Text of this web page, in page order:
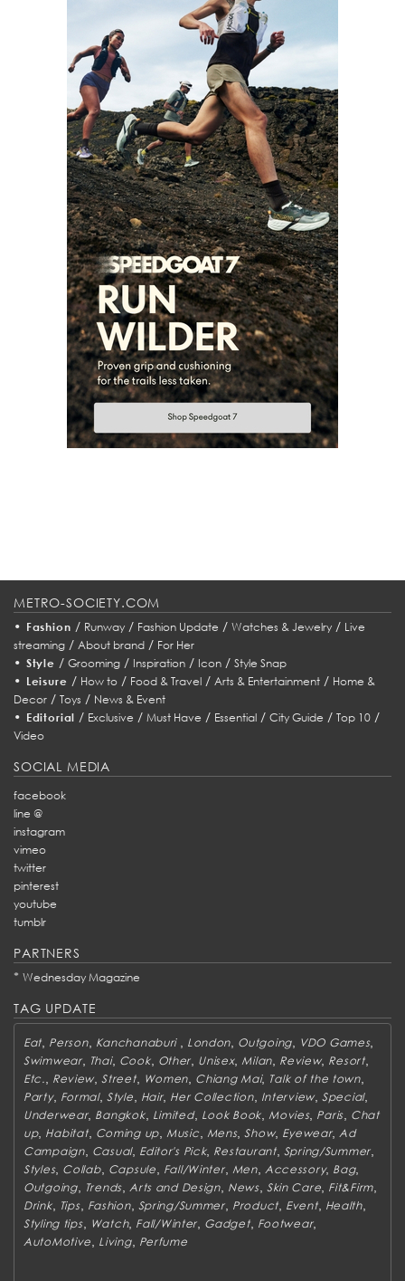
METRO-SOCIETY.COM
• Fashion / Runway/ Fashion Update / Watches & Jewelry/ Live
streaming / About brand / For Her
• Style / Grooming/ Inspiration/ Icon/ Style Snap
• Leisure / How to/ Food & Travel/ Arts & Entertainment/ Home &
Decor / Toys / News & Event
• Editorial / Exclusive /Must Have / Essential /City Guide /Top 10 /
Video
SOCIAL MEDIA
facebook
line @
instagram
vimeo
twitter
pinterest
youtube
tumblr
PARTNERS
* Wednesday Magazine
TAG UPDATE
Eat, Person, Kanchanaburi , London, Outgoing, VDO Games,
Swimwear, Thai, Cook, Other, Unisex,Milan, Review, Resort,
Etc., Review,Street, Women, Chiang Mai, Talk of the town,
Party, Formal, Style, Hair, Her Collection, Interview,Special,
Underwear, Bangkok, Limited, Look Book,Movies, Paris, Chat
up, Habitat, Coming up, Music, Mens,Show, Eyewear,Ad
Campaign, Casual, Editor's Pick, Restaurant, Spring/Summer,
Styles, Collab, Capsule, Fall/Winter, Men, Accessory, Bag,
Outgoing, Trends,Arts and Design, News, Skin Care, Fit&Firm,
Drink, Tips, Fashion, Spring/Summer, Product, Event, Health,
Styling tips, Watch, Fall/Winter, Gadget, Footwear,
AutoMotive, Living, Perfume